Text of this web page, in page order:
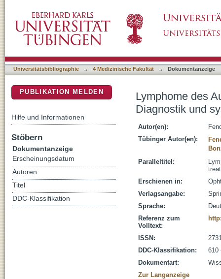
Therapie
Universitätsbibliographie → 4 Medizinische Fakultät → Dokumentanzeige
Lymphome des
Diagnostik und
Autor(en):
Tübinger Autor(en):
Paralleltitel:
Erschienen in:
Verlagsangabe:
Sprache:
Referenz zum
Volltext:
ISSN:
DDC-Klassifikation:
610
Dokumentart:
Zur Langanzeige
PUBLIKATION MELDEN
Hilfe und Informationen
Stöbern
Dokumentanzeige
Erscheinungsdatum
Autoren
Titel
DDC-Klassifikation